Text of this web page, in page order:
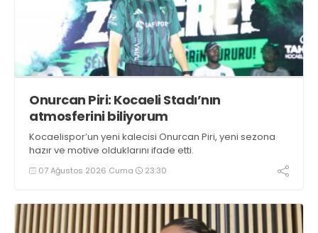
Onurcan Piri: Kocaeli Stadı’nın
atmosferini biliyorum
Kocaelispor’un yeni kalecisi Onurcan Piri, yeni sezona
hazır ve motive olduklarını ifade etti.
07 Ağustos 2026 Cuma 23:30